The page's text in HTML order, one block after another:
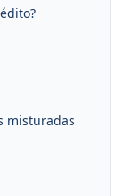
misturadas